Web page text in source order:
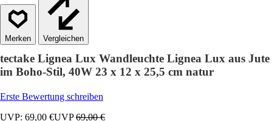
Vergleichen
tectake Lignea Lux Wandleuchte Lignea Lux aus Jute
im Boho-Stil, 40W 23 x 12 x 25,5 cm natur
Erste Bewertung schreiben
UVP: 69,00 €UVP69,00 €